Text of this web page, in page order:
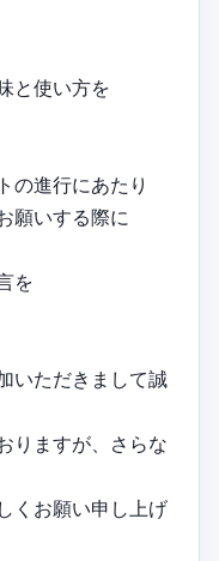
と使い方を
の進行にあたり
願いする際に
を
いただきまして誠
りますが、さらな
くお願い申し上げ